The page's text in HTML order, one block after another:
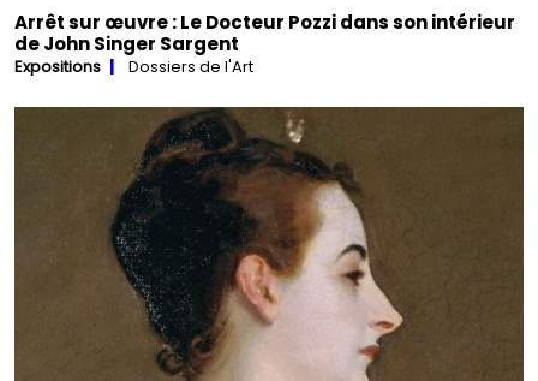
Arrêt sur œuvre : Le Docteur Pozzi dans son intérieur
de John Singer Sargent
Expositions Dossiers de l'Art